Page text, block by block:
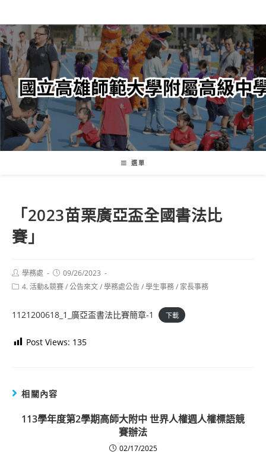
轉
至
主
內
容
選單
「2023苗栗廣亞盃全國書法比
賽」
Post
author:
學務處
Post
published:
09/26/2023
Post4. 活動&競賽/公告來文/學務處公告/學生事務/ 家長事務
1121200618_1_廣亞盃書法比賽簡章-1 下載
Post Views: 135
相關內容
113學年度第2學期高師大附中 世界人權週人權標語競
賽辦法
02/17/2025